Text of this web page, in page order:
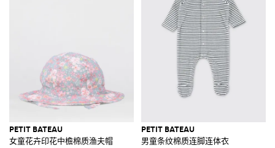
PETIT BATEAU
女童花卉印花中檐棉质渔夫帽
PETIT BATEAU
男童条纹棉质连脚连体衣